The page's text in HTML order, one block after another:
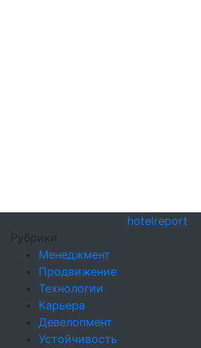
hotelreport
Рубрики
Менеджмент
Продвижение
Технологии
Карьера
Девелопмент
Устойчивость